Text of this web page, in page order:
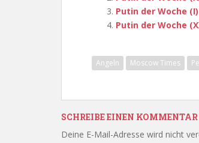
Putin der Woche (I)
Putin der Woche
Angeln Moscow Times
SCHREIBE EINEN KOMMENTAR
Deine E-Mail-Adresse wird nicht